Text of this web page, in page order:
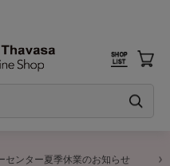
センター夏季休業のお知らせ